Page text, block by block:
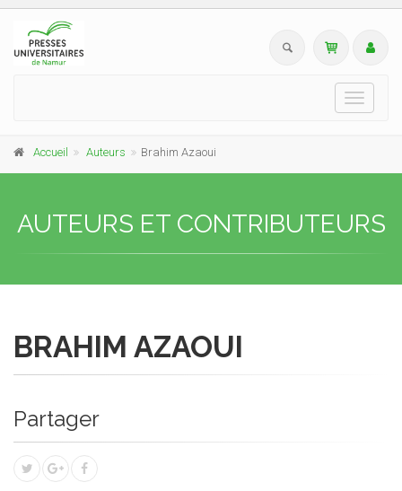
Toggle
Accueil Auteurs Brahim Azaoui
AUTEURS ET CONTRIBUTEURS
BRAHIM AZAOUI
Partager